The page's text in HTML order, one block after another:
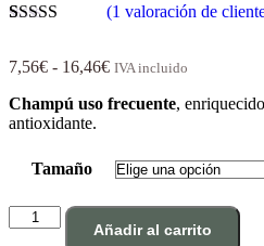
base a
un cliente
(1 valoración de
7,56€ - 16,46€Rango
precios:
hasta
16,46€
IVA incluido
Champú uso frecuente,
antioxidante.
Tamaño
Champú
Daily
Añadir al carrito